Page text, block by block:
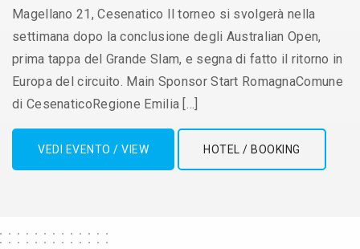
Magellano 21, Cesenatico Il torneo si svolgerà nella
settimana dopo la conclusione degli Australian Open,
prima tappa del Grande Slam, e segna di fatto il ritorno in
Europa del circuito. Main Sponsor Start RomagnaComune
di CesenaticoRegione Emilia […]
VEDI EVENTO / VIEW HOTEL / BOOKING